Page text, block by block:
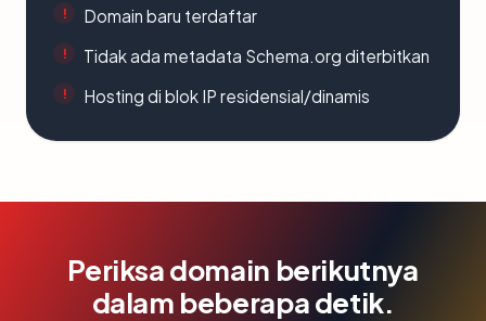
Domain baru terdaftar
Tidak ada metadata Schema.org diterbitkan
Hosting di blok IP residensial/dinamis
Periksa domain berikutnya
dalam beberapa detik.